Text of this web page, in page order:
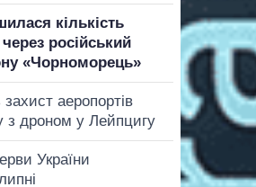
кількість
російський
«Чорноморець»
аеропортів
з дроном у Лейпцигу
України